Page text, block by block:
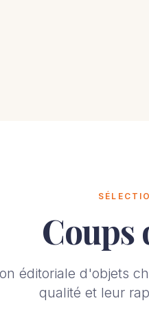
Coups
éditoriale d'objets
qualité et leur